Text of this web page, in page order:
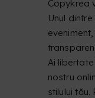
Copykrea
Unul
Ai
nostru
stilului